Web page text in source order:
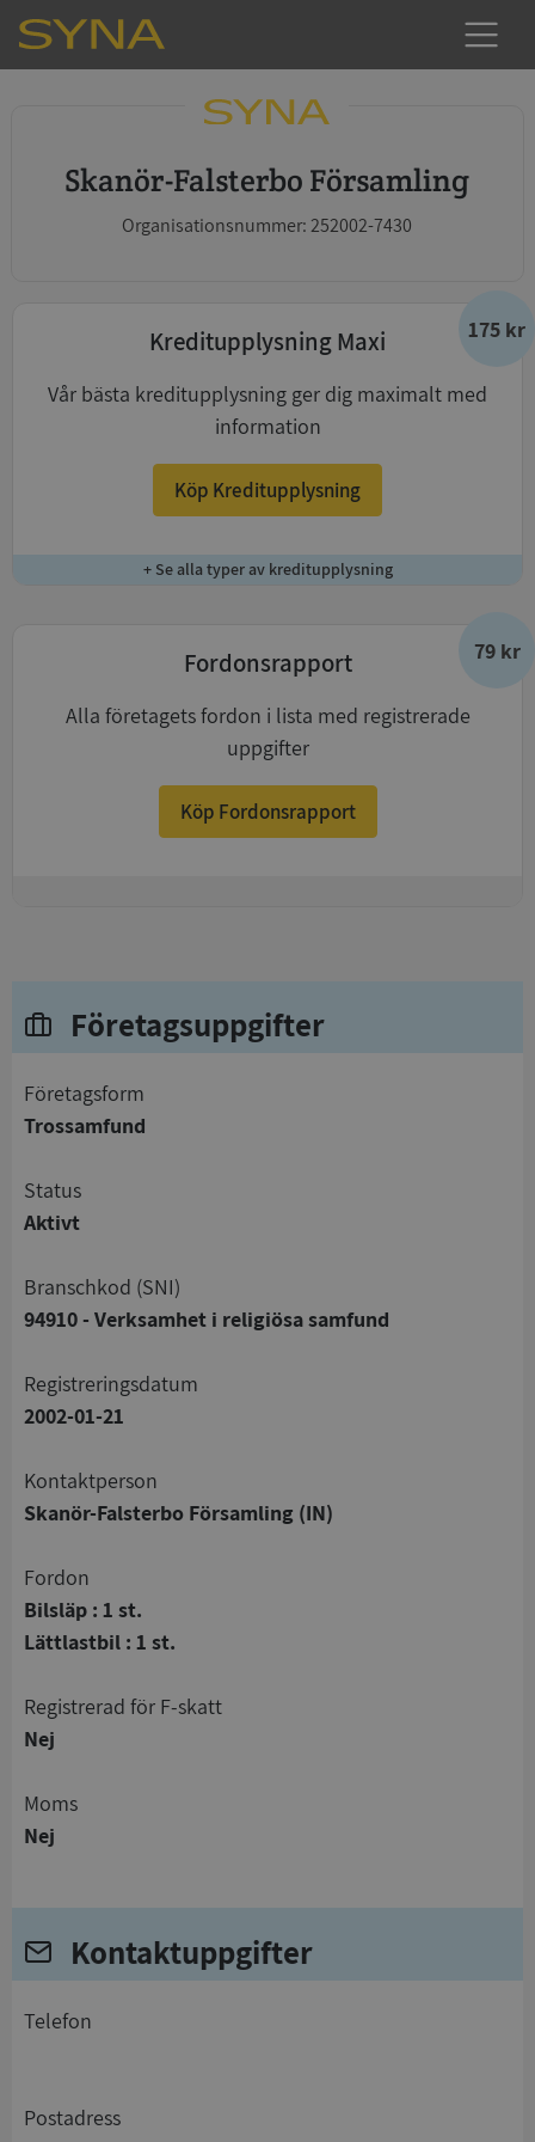
Skanör-Falsterbo Församling
Organisationsnummer: 252002-7430
175 kr
Kreditupplysning Maxi
Vår bästa kreditupplysning ger dig maximalt med
information
Köp Kreditupplysning
+ Se alla typer av kreditupplysning
79 kr
Fordonsrapport
Alla företagets fordon i lista med registrerade
uppgifter
Köp Fordonsrapport
Företagsuppgifter
företagsform
Trossamfund
status
Aktivt
branschkod (SNI)
94910 - Verksamhet i religiösa samfund
registreringsdatum
2002-01-21
Kontaktperson
Skanör-Falsterbo Församling (IN)
Fordon
Bilsläp : 1 st.
Lättlastbil : 1 st.
registrerad för F-skatt
Nej
Moms
Nej
Kontaktuppgifter
telefon
Postadress